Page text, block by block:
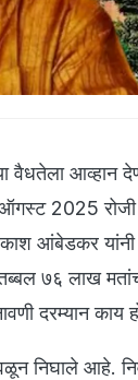
वैधतेला आव्हान
2025 रोजी
आंबेडकर
७६ लाख
दरम्यान काय
निघाले आहे.